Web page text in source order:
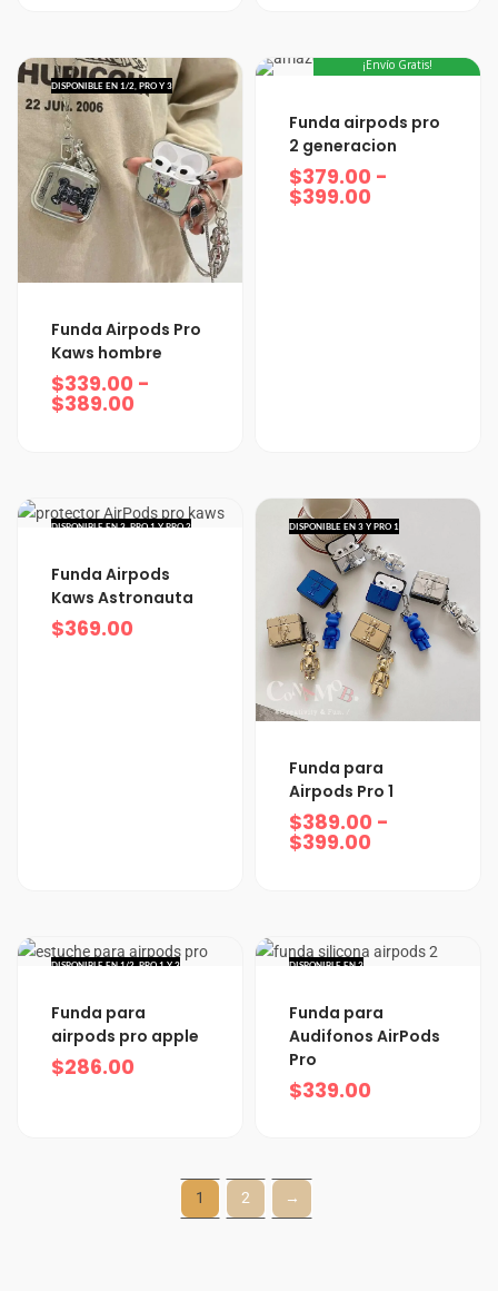
DISPONIBLE EN 1/2, PRO Y 3
Funda Airpods Pro
Kaws hombre
$339.00 -
$389.00
Rango
de
precios:
desde
¡Envío Gratis!
Funda airpods pro
2 generacion
$379.00 -
$399.00
Rango
de
precios:
desde
DISPONIBLE EN 3, PRO 1 Y PRO 2
Funda Airpods
Kaws Astronauta
$369.00
DISPONIBLE EN 3 Y PRO 1
Funda para
Airpods Pro 1
$389.00 -
$399.00
Rango
de
precios:
desde
DISPONIBLE EN 1/2, PRO 1 Y 3
Funda para
airpods pro apple
$286.00
DISPONIBLE EN 3
Funda para
Audifonos AirPods
Pro
$339.00
1 2 →